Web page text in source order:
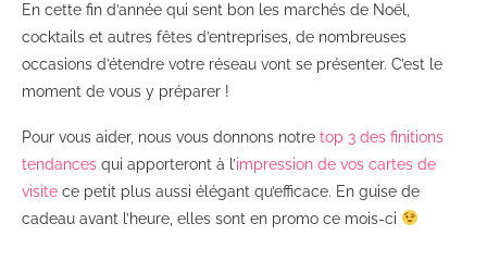
En cette fin d’année qui sent bon les marchés de Noël,
cocktails et autres fêtes d’entreprises, de nombreuses
occasions d’étendre votre réseau vont se présenter. C’est le
moment de vous y préparer !
Pour vous aider, nous vous donnons notre top 3 des finitions
tendances qui apporteront à l’impression de vos cartes de
visite ce petit plus aussi élégant qu’efficace. En guise de
cadeau avant l’heure, elles sont en promo ce mois-ci